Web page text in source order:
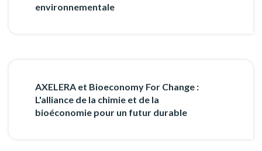
environnementale
AXELERA et Bioeconomy For Change :
L'alliance de la chimie et de la
bioéconomie pour un futur durable